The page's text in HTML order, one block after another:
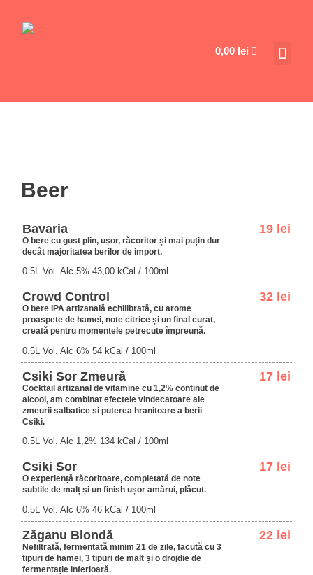
0,00 lei
Beer
Bavaria
O bere cu gust plin, ușor, răcoritor și mai puțin dur
decât majoritatea berilor de import.
0.5L Vol. Alc 5% 43,00 kCal / 100ml
19 lei
Crowd Control
O bere IPA artizanală echilibrată, cu arome
proaspete de hamei, note citrice și un final curat,
creată pentru momentele petrecute împreună.
0.5L Vol. Alc 6% 54 kCal / 100ml
32 lei
Csiki Sor Zmeură
Cocktail artizanal de vitamine cu 1,2% continut de
alcool, am combinat efectele vindecatoare ale
zmeurii salbatice si puterea hranitoare a berii
Csiki.
0.5L Vol. Alc 1,2% 134 kCal / 100ml
17 lei
Csiki Sor
O experiență răcoritoare, completată de note
subtile de malț și un finish ușor amărui, plăcut.
0.5L Vol. Alc 6% 46 kCal / 100ml
17 lei
Zăganu Blondă
Nefiltrată, fermentată minim 21 de zile, facută cu 3
tipuri de hamei, 3 tipuri de malț și o drojdie de
fermentație inferioară.
22 lei